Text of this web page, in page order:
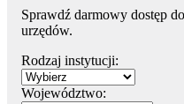
Sprawdź darmowy dostęp
urzędów.
Rodzaj instytucji:
Województwo: